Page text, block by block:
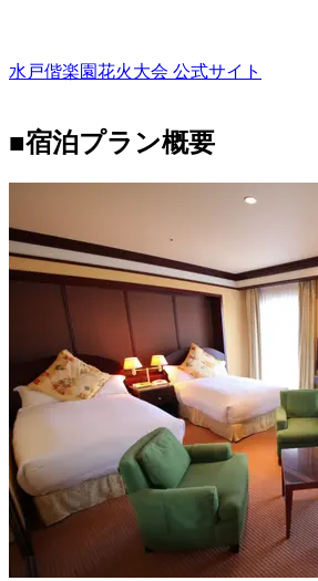
水戸偕楽園花火大会 公式サイト
■宿泊プラン概要